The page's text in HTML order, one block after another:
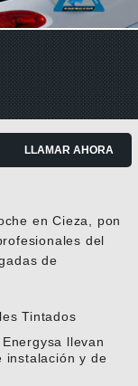
LLAMAR AHORA
en Cieza, pon
del
de
Tintados
llevan
instalación y de